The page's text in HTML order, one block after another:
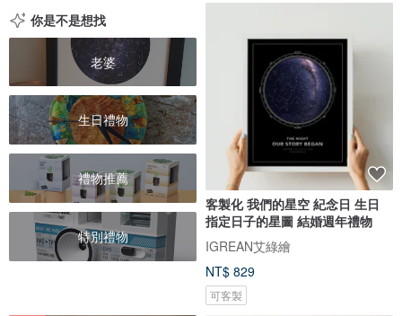
你是不是想找
老婆
生日禮物
禮物推薦
特別禮物
客製化 我們的星空 紀念日 生日
指定日子的星圖 結婚週年禮物
IGREAN艾綠繪
NT$ 829
可客製